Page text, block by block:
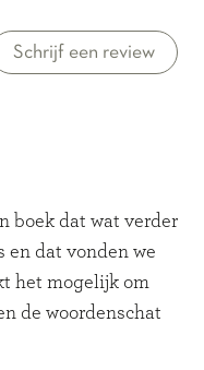
Schrijf een review
boek dat wat verder
en dat vonden we
het mogelijk om
de woordenschat